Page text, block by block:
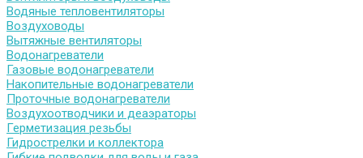
Водяные тепловентиляторы
Воздуховоды
Вытяжные вентиляторы
Водонагреватели
Газовые водонагреватели
Накопительные водонагреватели
Проточные водонагреватели
Воздухоотводчики и деаэраторы
Герметизация резьбы
Гидрострелки и коллектора